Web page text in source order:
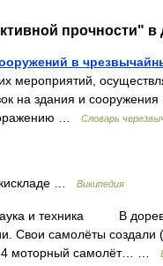
прочности" в
в
мероприятий,
на здания и
…
Словарь
… Википедия
и техника В
Свои самолёты
4 моторный самолёт… …